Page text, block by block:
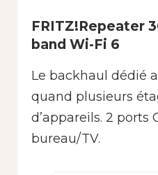
FRITZ!Repeater
band Wi-Fi 6
Le backhaul dédié
quand plusieurs
d’appareils. 2
bureau/TV.